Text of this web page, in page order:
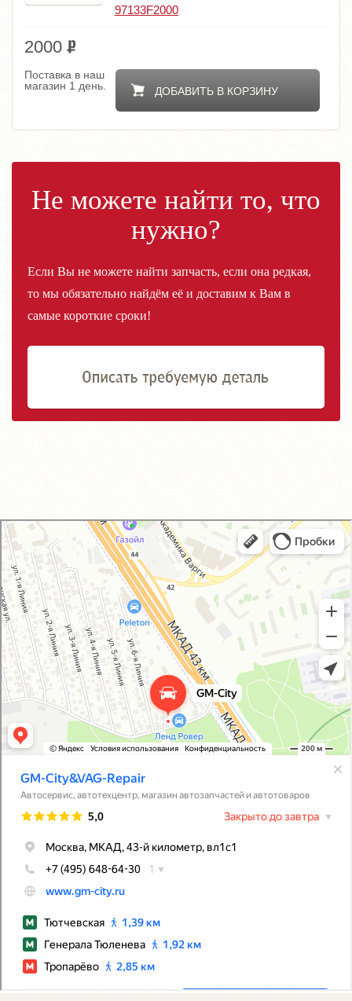
97133F2000
2000
ДОБАВИТЬ В КОРЗИНУ
Поставка в наш
магазин 1 день.
Не можете найти то, что
нужно?
Если Вы не можете найти запчасть, если она редкая,
то мы обязательно найдём её и доставим к Вам в
самые короткие сроки!
GM-City&VAG-Repair
Автосервис, автотехцентр в Москве
Магазин автозапчастей и автотоваров в Москве